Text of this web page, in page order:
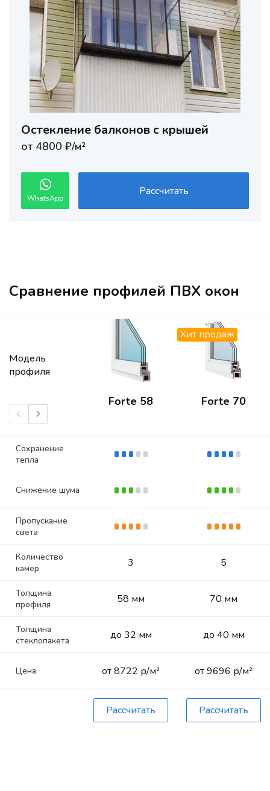
Остекление балконов с крышей
от 4800 ₽/м²
WhatsApp
Рассчитать
Сравнение профилей ПВХ окон
Модель
профиля
Forte 58
Хит продаж
Forte 70
Сохранение
тепла
Снижение шума
Пропускание
света
Количество
камер
Толщина
профиля
Толщина
стеклопакета
Цена
3
58 мм
до 32 мм
от 8722 р/м²
Рассчитать
5
70 мм
до 40 мм
от 9696 р/м²
Рассчитать